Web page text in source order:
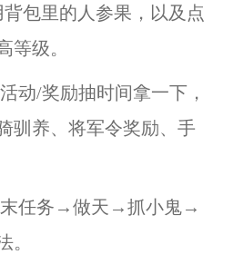
包里的人参果，以及点
等级。
/奖励抽时间拿一下，
驯养、将军令奖励、手
任务→做天→抓小鬼→
。